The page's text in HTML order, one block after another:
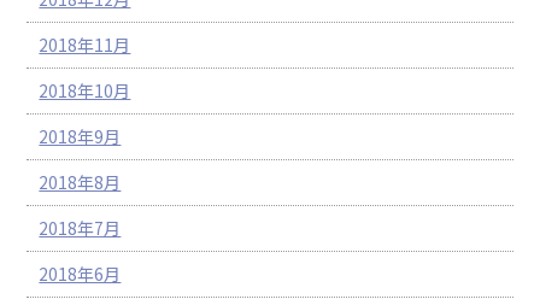
2018年11月
2018年10月
2018年9月
2018年8月
2018年7月
2018年6月